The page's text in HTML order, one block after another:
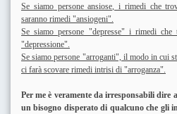
Se siamo persone ansiose, i rimedi che
saranno rimedi "ansiogeni".
Se siamo persone "depresse" i rimedi
"depressione".
Se siamo persone "arroganti", il modo in cui
ci farà scovare rimedi intrisi di "arroganza".
Per me è veramente da irresponsabili dire
un bisogno disperato di qualcuno che gli